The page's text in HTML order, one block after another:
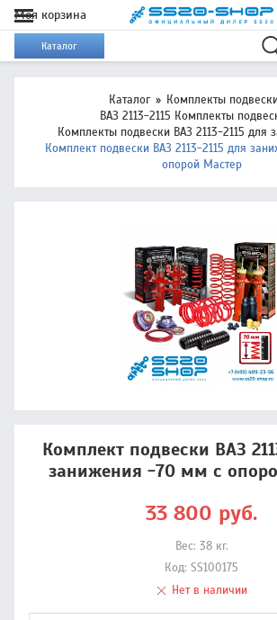
Моя корзина
Каталог
Каталог
Комплекты
ВАЗ 2113-2115 Комплекты
Комплекты подвески ВАЗ 2113-2115 для
Комплект подвески ВАЗ 2113-2115 для
опорой Мастер
Комплект подвески ВАЗ
занижения -70 мм с
33 800 руб.
Вес: 38кг.
Код: SS100175
Нет в наличии